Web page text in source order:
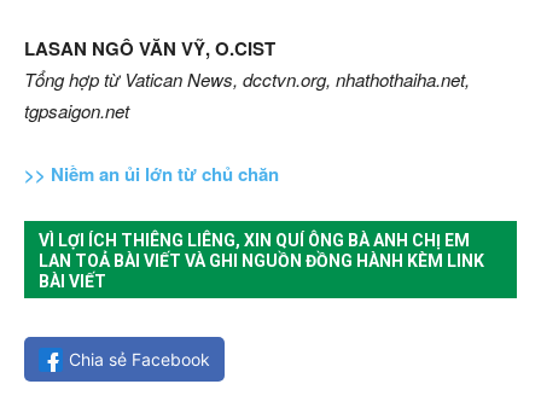
LASAN NGÔ VĂN VỸ, O.CIST
Tổng hợp từ Vatican News, dcctvn.org, nhathothaiha.net,
tgpsaigon.net
>> Niềm an ủi lớn từ chủ chăn
VÌ LỢI ÍCH THIÊNG LIÊNG, XIN QUÍ ÔNG BÀ ANH CHỊ EM
LAN TOẢ BÀI VIẾT VÀ GHI NGUỒN ĐỒNG HÀNH KÈM LINK
BÀI VIẾT
Chia sẻ Facebook